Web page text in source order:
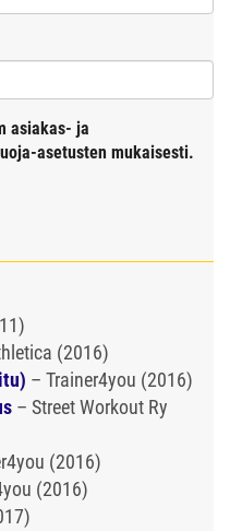
asiakas- ja
asetusten mukaisesti.
(2016)
– Trainer4you (2016)
– Street Workout Ry
(2016)
(2016)